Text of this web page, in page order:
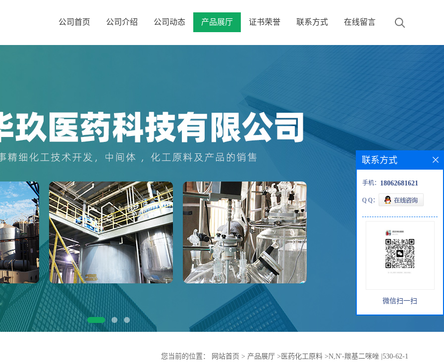
公司首页 公司介绍 公司动态 产品展厅 证书荣誉 联系方式 在线留言
您当前的位置： 网站首页 > 产品展厅 > 医药化工原料 >N,N'-羰基二咪唑 |530-62-1
联系方式
手机： 18062681621
Q Q：
微信扫一扫